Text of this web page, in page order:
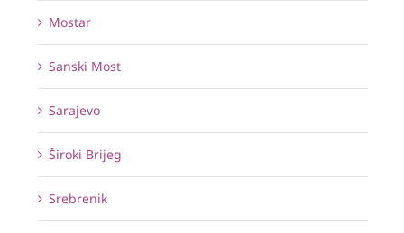
Mostar
Sanski Most
Sarajevo
Široki Brijeg
Srebrenik